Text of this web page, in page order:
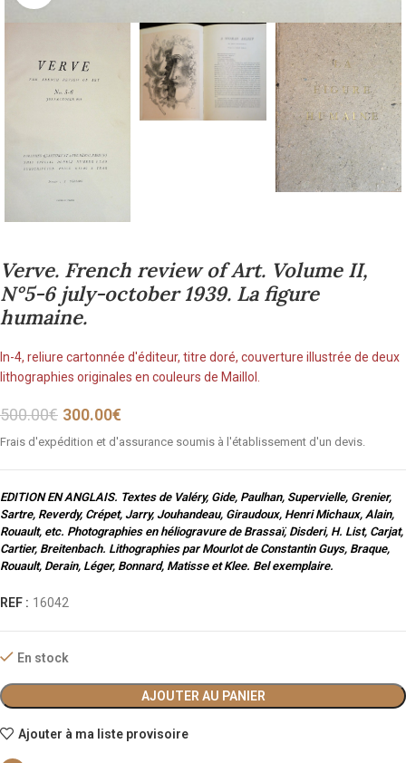
Verve. French review of Art. Volume II,
N°5-6 july-october 1939. La figure
humaine.
In-4, reliure cartonnée d'éditeur, titre doré, couverture illustrée de deux
lithographies originales en couleurs de Maillol.
500.00€ 300.00€
Frais d'expédition et d'assurance soumis à l'établissement d'un devis.
EDITION EN ANGLAIS. Textes de Valéry, Gide, Paulhan, Supervielle, Grenier,
Sartre, Reverdy, Crépet, Jarry, Jouhandeau, Giraudoux, Henri Michaux, Alain,
Rouault, etc. Photographies en héliogravure de Brassaï, Disderi, H. List, Carjat,
Cartier, Breitenbach. Lithographies par Mourlot de Constantin Guys, Braque,
Rouault, Derain, Léger, Bonnard, Matisse et Klee. Bel exemplaire.
REF : 16042
En stock
AJOUTER AU PANIER
Ajouter à ma liste provisoire